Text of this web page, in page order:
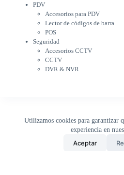
Utilizamos cookies para garantizar
experiencia en
Aceptar
POS
Seguridad
Accesorios CCTV
CCTV
DVR & NVR
Sin categorizar
PDV
Accesorios para PDV
Lector de códigos de barra
POS
Seguridad
Accesorios CCTV
CCTV
DVR & NVR